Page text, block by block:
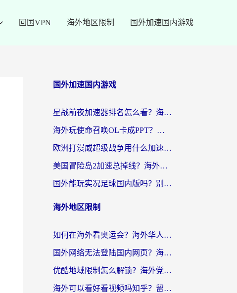
回国VPN 海外地区限制 国外加速国内游戏
国外加速国内游戏
星战前夜加速器排名怎么看？海外玩家国服游戏畅玩终极指南（附欧洲玩跑跑我的起源解决方案）
海外玩使命召唤OL卡成PPT？苹果用户必看：使命召唤OL国外加速器下载苹果版指南
欧洲打漫威超级战争用什么加速器？3个海外游戏卡顿问题一次解决（附实测推荐）
美国冒险岛2加速总掉线？海外玩家必看的国服游戏加速器选择指南
国外能玩实况足球国内版吗？别再卡成PPT！海外党国服游戏加速全攻略
海外地区限制
如何在海外看奥运会？海外华人必看的体育赛事直播终极指南
国外网络无法登陆国内网页？海外党必看：选对回国加速器实现无缝访问
优酷地域限制怎么解锁？海外党亲测有效的追剧自由指南
海外可以看好看视频吗知乎？留学生亲测有效的回国追剧解决方案